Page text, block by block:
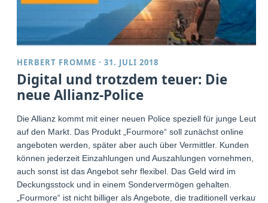
HERBERT FROMME ·31. JULI 2018
Digital und trotzdem teuer: Die
neue Allianz-Police
Die Allianz kommt mit einer neuen Police speziell für junge Leute
auf den Markt. Das Produkt „Fourmore“ soll zunächst online
angeboten werden, später aber auch über Vermittler. Kunden
können jederzeit Einzahlungen und Auszahlungen vornehmen,
auch sonst ist das Angebot sehr flexibel. Das Geld wird im
Deckungsstock und in einem Sondervermögen gehalten.
„Fourmore“ ist nicht billiger als Angebote, die traditionell verkauft